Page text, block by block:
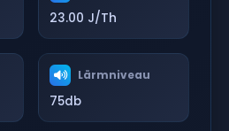
23.00 J/Th
Lärmniveau
75db